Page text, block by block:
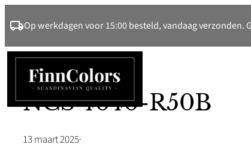
naar
de
inhoud
Op werkdagen voor 15:00 besteld, vandaag verzonden.
NCS 4040-R50B
13 maart 2025·